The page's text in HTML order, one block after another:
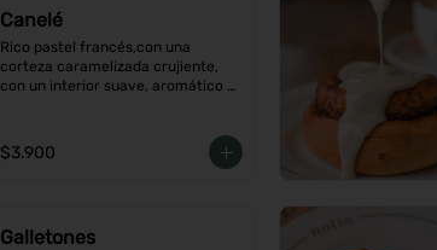
Canelé
Rico pastel francés,con una
corteza caramelizada crujiente,
con un interior suave, aromático
$3.900
Galletones